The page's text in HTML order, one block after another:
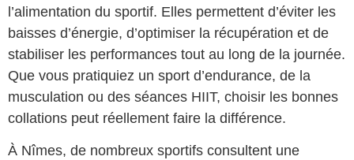
l’alimentation du sportif. Elles permettent d’éviter les
baisses d’énergie, d’optimiser la récupération et de
stabiliser les performances tout au long de la journée.
Que vous pratiquiez un sport d’endurance, de la
musculation ou des séances HIIT, choisir les bonnes
collations peut réellement faire la différence.
À Nîmes, de nombreux sportifs consultent une